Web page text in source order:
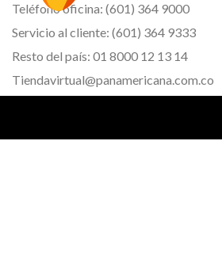
Teléfono oficina: (601) 364 9000
Servicio al cliente: (601) 364 9333
Resto del país: 01 8000 12 13 14
Tiendavirtual@panamericana.com.co